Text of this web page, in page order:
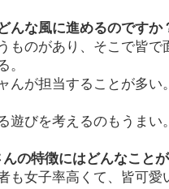
んな風に進めるのですか
ものがあり、そこで皆
。
んが担当することが多
遊びを考えるのもうまい
の特徴にはどんなこと
も女子率高くて、皆可愛